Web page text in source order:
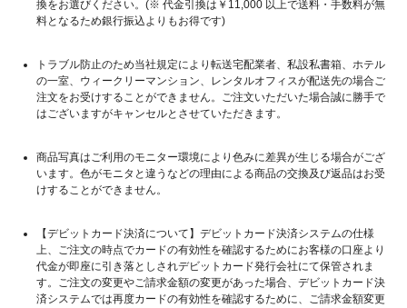
換をお選びください。(※ 代金引換は￥11,000 以上で送料・手数料が無
料となるため銀行振込よりもお得です)
トラブル防止のため当社規定により転送宅配業者、私設私書箱、ホテル
の一室、ウィークリーマンション、レンタルオフィスが配送先の場合ご
注文をお受けすることができません。ご注文いただいた場合誠に勝手で
はございますがキャンセルとさせていただきます。
商品写真はご利用のモニター環境により色みに差異が生じる場合がござ
います。色がモニタと違うなどの理由による商品の交換及び返品はお受
けすることができません。
【デビットカード決済について】デビットカード決済システムの仕様
上、ご注文の時点でカードの有効性を確認するためにお客様の口座より
代金が即座に引き落としされデビットカード発行会社にて保管されま
す。ご注文の変更やご請求金額の変更があった場合、デビットカード決
済システムでは再度カードの有効性を確認するために、ご請求金額変更